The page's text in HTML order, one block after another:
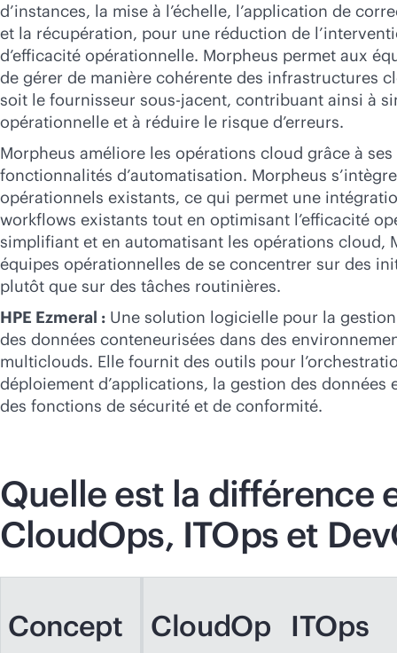
d’instances, la mise à l’échelle, l’application de
et la récupération, pour une réduction de
d’efficacité opérationnelle. Morpheus permet aux
de gérer de manière cohérente des infrastructures
soit le fournisseur sous-jacent, contribuant ainsi à
opérationnelle et à réduire le risque d’erreurs.
Morpheus améliore les opérations cloud grâce à
fonctionnalités d’automatisation. Morpheus
opérationnels existants, ce qui permet une
workflows existants tout en optimisant l’efficacité
simplifiant et en automatisant les opérations cloud,
équipes opérationnelles de se concentrer sur des
plutôt que sur des tâches routinières.
HPE Ezmeral : Une solution logicielle pour la
des données conteneurisées dans des
multiclouds. Elle fournit des outils pour
déploiement d’applications, la gestion des données
des fonctions de sécurité et de conformité.
Quelle est la différence
CloudOps, ITOps et
Concept
CloudOp
ITOps